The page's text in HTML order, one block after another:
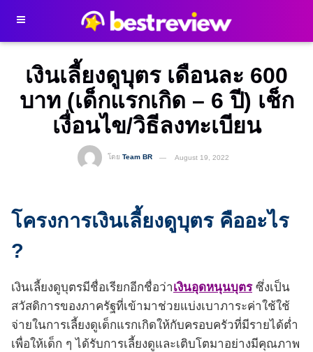
เงินเลี้ยงดูบุตร เดือนละ 600
บาท (เด็กแรกเกิด – 6 ปี) เช็ก
เงื่อนไข/วิธีลงทะเบียน
โดย Team BR August 19, 2022
โครงการเงินเลี้ยงดูบุตร คืออะไร
?
เงินเลี้ยงดูบุตรมีชื่อเรียกอีกชื่อว่าเงินอุดหนุนบุตรซึ่งเป็น
สวัสดิการของภาครัฐที่เข้ามาช่วยแบ่งเบาภาระค่าใช้ใช้
จ่ายในการเลี้ยงดูเด็กแรกเกิดให้กับครอบครัวที่มีรายได้ต่ำ
เพื่อให้เด็ก ๆ ได้รับการเลี้ยงดูและเติบโตมาอย่างมีคุณภาพ